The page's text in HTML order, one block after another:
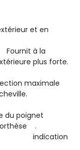
et en
la
plus forte.
de la cheville.
du poignet
à l'orthèse .